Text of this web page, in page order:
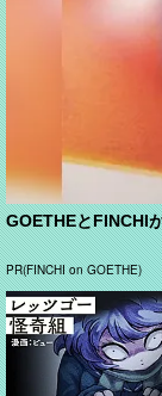
GOETHEとFINCHI
PR(FINCHI on GOETHE)